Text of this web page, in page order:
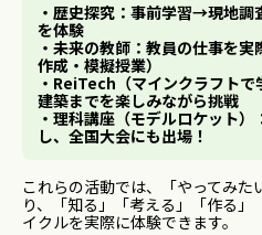
・歴史探究：事前学習→現地
を体験
・未来の教師：教員の仕事を
作成・模擬授業）
・ReiTech（マインクラフトで
建築までを楽しみながら挑戦
・理科講座（モデルロケット
し、全国大会にも出場！
これらの活動では、「やってみ
り、「知る」「考える」「作る
イクルを実際に体験できます。